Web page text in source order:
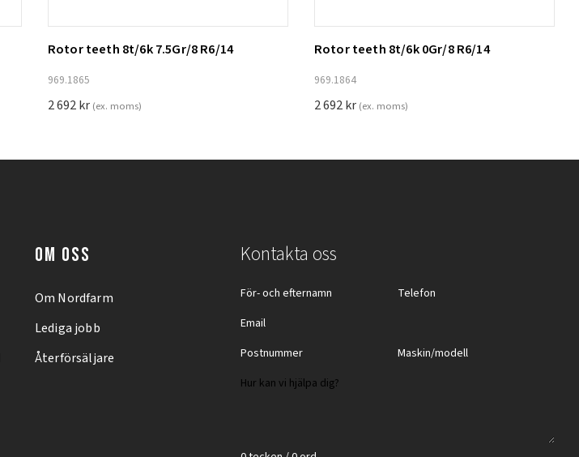
Lägg till i varukorg Lägg till i varukorg
Rotor teeth 8t/6k 7.5Gr/8 R6/14
969.1865
2 692kr (ex. moms)
Rotor teeth 8t/6k 0Gr/8 R6/14
969.1864
2 692kr (ex. moms)
OM OSS
Om Nordfarm
Lediga jobb
Återförsäljare
Kontakta oss